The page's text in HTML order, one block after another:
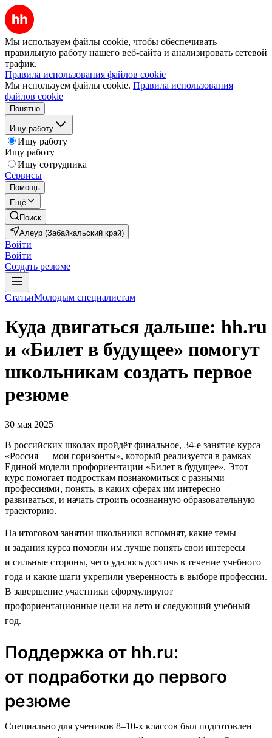
Мы используем файлы cookie, чтобы обеспечивать
правильную работу нашего веб-сайта и анализировать сетевой
трафик.
Правила использования файлов cookie
Мы используем файлы cookie. Правила использования
файлов cookie
Понятно
Ищу работу
Ищу работу
Ищу работу
Ищу сотрудника
Сервисы
Помощь
Ещё
Поиск
Алеур (Забайкальский край)
Войти
Войти
Создать резюме
СтатьиМолодым специалистам
Куда двигаться дальше: hh.ru
и «Билет в будущее» помогут
школьникам создать первое
резюме
30 мая 2025
В российских школах пройдёт финальное, 34-е занятие курса
«Россия — мои горизонты», который реализуется в рамках
Единой модели профориентации «Билет в будущее». Этот
курс помогает подросткам познакомиться с разными
профессиями, понять, в каких сферах им интересно
развиваться, и начать строить осознанную образовательную
траекторию.
На итоговом занятии школьники вспомнят, какие темы
и задания курса помогли им лучше понять свои интересы
и сильные стороны, чего удалось достичь в течение учебного
года и какие шаги укрепили уверенность в выборе профессии.
В завершение участники сформулируют
профориентационные цели на лето и следующий учебный
год.
Поддержка от hh.ru:
от подработки до первого
резюме
Специально для учеников 8–10-х классов был подготовлен